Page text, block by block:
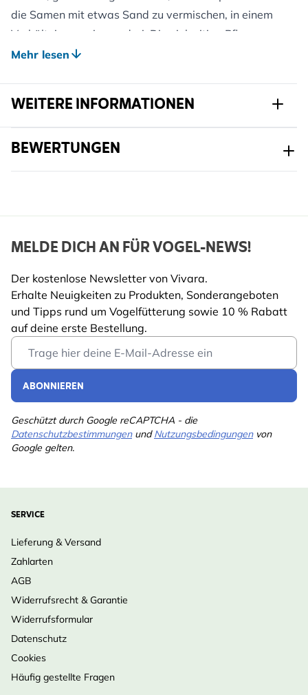
die Samen mit etwas Sand zu vermischen, in einem
Verhältnis von eins zu drei. Die vielseitige Pflanzen
locken Bienen.
Antirrhinum majus
Calendula officinalis
Cheiranthus maritimus
Chrysanthemum paludosum
Eschscholzia caespitosa
Iberis coronaria
Iberis umbellata
Lobelia pendula
Dorotheanthus bellidiformis
Nemophila insignis
Petunia hybrida
Phlox drummondii
Portulaca grandiflora
Cheiranthus allionii
Alyssum saxatile
Verbena tenuisecta
Selbst Gemüse, Kräuter, Salat oder Blumen anbauen
macht unglaublich Spaß. Vivara hat eine große
Auswahl an Buzzy Organic-Saatgut ins Sortiment
aufgenommen. Da finden Sie immer das gewünschte
Saatgut. Mit Saatgut von Buzzy Organic ist die
Eigenanzucht zudem besonders einfach. Auf der
Mehr lesen
WEITERE INFORMATIONEN
Artikelnr.
Marke Buzzy Bio Organic
Länge 5 mm
Gewicht 0.002 kg
Profitierende
Gartentiere
Biene
Mehrjährig Nein
Pflanzmonate
Mehr lesen
BEWERTUNGEN
MELDE DICH AN FÜR VOGEL-NEWS!
Der kostenlose Newsletter von Vivara.
Erhalte Neuigkeiten zu Produkten, Sonderangeboten
und Tipps rund um Vogelfütterung sowie 10 % Rabatt
auf deine erste Bestellung.
Email Address
ABONNIEREN
Geschützt durch Google reCAPTCHA - die
DatenschutzbestimmungenundNutzungsbedingungenvon
Google gelten.
SERVICE
Lieferung & Versand
Zahlarten
AGB
Widerrufsrecht & Garantie
Widerrufsformular
Datenschutz
Cookies
Häufig gestellte Fragen